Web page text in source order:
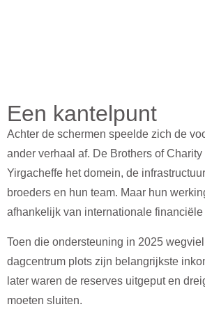
Een kantelpunt
Achter de schermen speelde zich de
ander verhaal af. De Brothers of
Yirgacheffe het domein, de
broeders en hun team. Maar hun
afhankelijk van internationale financiële
Toen die ondersteuning in 2025
dagcentrum plots zijn belangrijkste
later waren de reserves uitgeput en
moeten sluiten.